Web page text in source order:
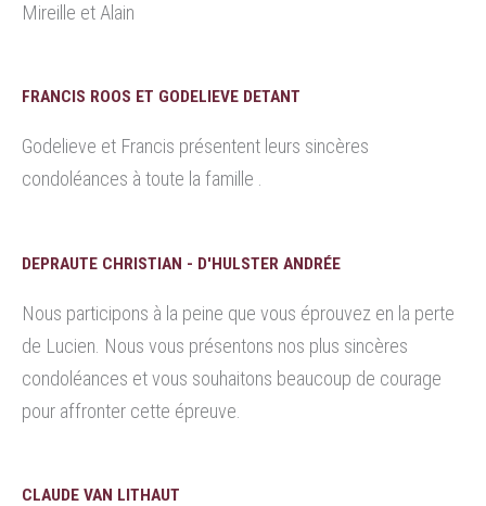
Mireille et Alain
FRANCIS ROOS ET GODELIEVE DETANT
Godelieve et Francis présentent leurs sincères
condoléances à toute la famille .
DEPRAUTE CHRISTIAN - D'HULSTER ANDRÉE
Nous participons à la peine que vous éprouvez en la perte
de Lucien. Nous vous présentons nos plus sincères
condoléances et vous souhaitons beaucoup de courage
pour affronter cette épreuve.
CLAUDE VAN LITHAUT